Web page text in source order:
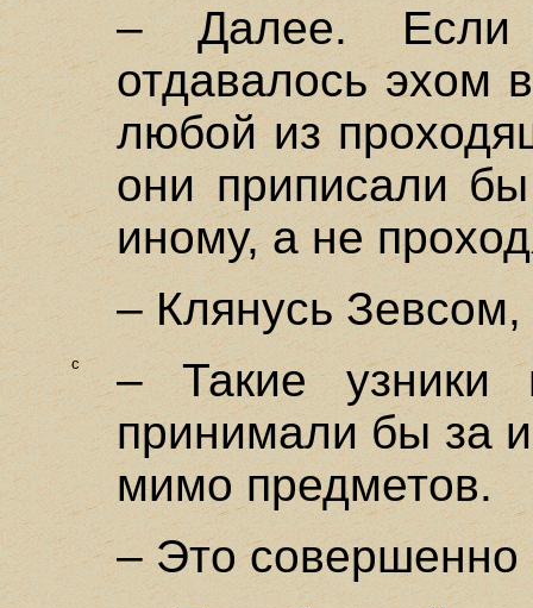
– Далее.
отдавалось эхом
любой из
они приписали
иному, а не
– Клянусь
c
– Такие узники
принимали бы за
мимо предметов.
– Это совершенно